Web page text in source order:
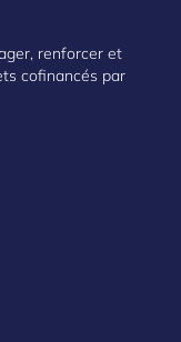
renforcer et
cofinancés par